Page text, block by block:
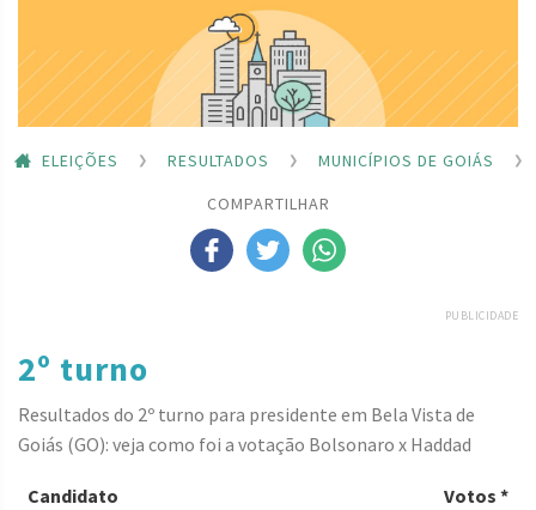
ELEIÇÕES RESULTADOS
MUNICÍPIOS DE GOIÁS
COMPARTILHAR
PUBLICIDADE
2º turno
Resultados do 2º turno para presidente em Bela Vista de
Goiás (GO): veja como foi a votação Bolsonaro x Haddad
Candidato Votos *